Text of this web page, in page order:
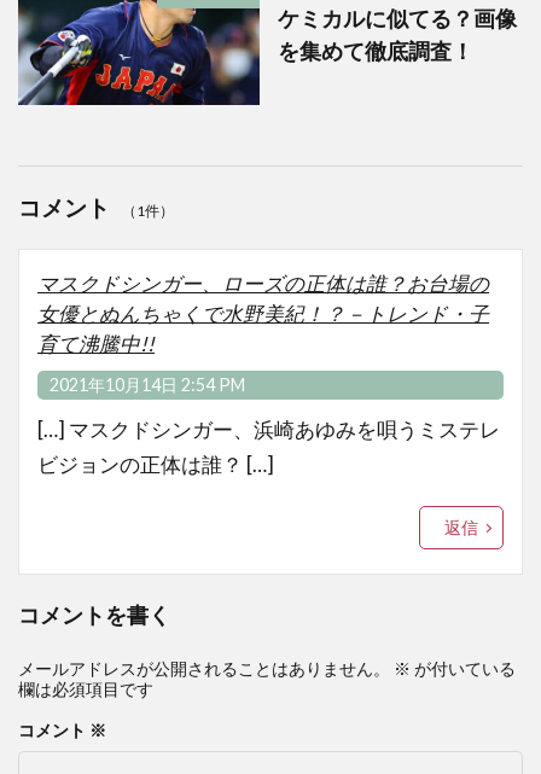
ケミカルに似てる？画像
を集めて徹底調査！
コメント （1件）
マスクドシンガー、ローズの正体は誰？お台場の
女優とぬんちゃくで水野美紀！？－トレンド・子
育て沸騰中!!
2021年10月14日 2:54 PM
[…] マスクドシンガー、浜崎あゆみを唄うミステレ
ビジョンの正体は誰？ […]
返信
コメントを書く
メールアドレスが公開されることはありません。 ※ が付いている
欄は必須項目です
コメント ※